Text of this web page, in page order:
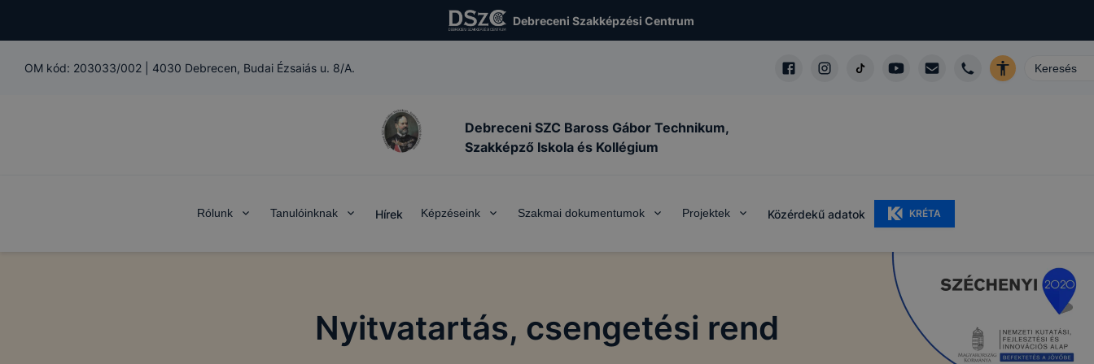
Debreceni Szakképzési Centrum
OM kód: 203033/002 4030 Debrecen, Budai Ézsaiás u. 8/A.
Debreceni SZC Baross Gábor Technikum,
Szakképző Iskola és Kollégium
Rólunk Tanulóinknak Hírek Képzéseink Szakmai dokumentumok Projektek Közérdekű adatok KRÉTA
Nyitvatartás, csengetési rend